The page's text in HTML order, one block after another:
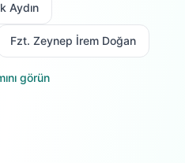
Aydın
Fzt. Zeynep İrem Doğan
görün